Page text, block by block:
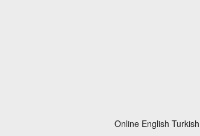
Online English